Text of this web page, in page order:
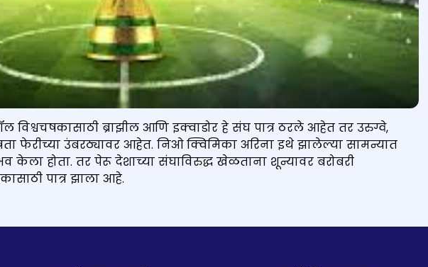
विश्वचषकासाठी ब्राझील आणि इक्वाडोर हे संघ पात्र ठरले आहेत तर उरुग्वे,
फेरीच्या उंबरठ्यावर आहेत. निओ क्विमिका अरिना इथे झालेल्या सामन्यात
केला होता. तर पेरू देशाच्या संघाविरुद्ध खेळताना शून्यावर बरोबरी
पात्र झाला आहे.